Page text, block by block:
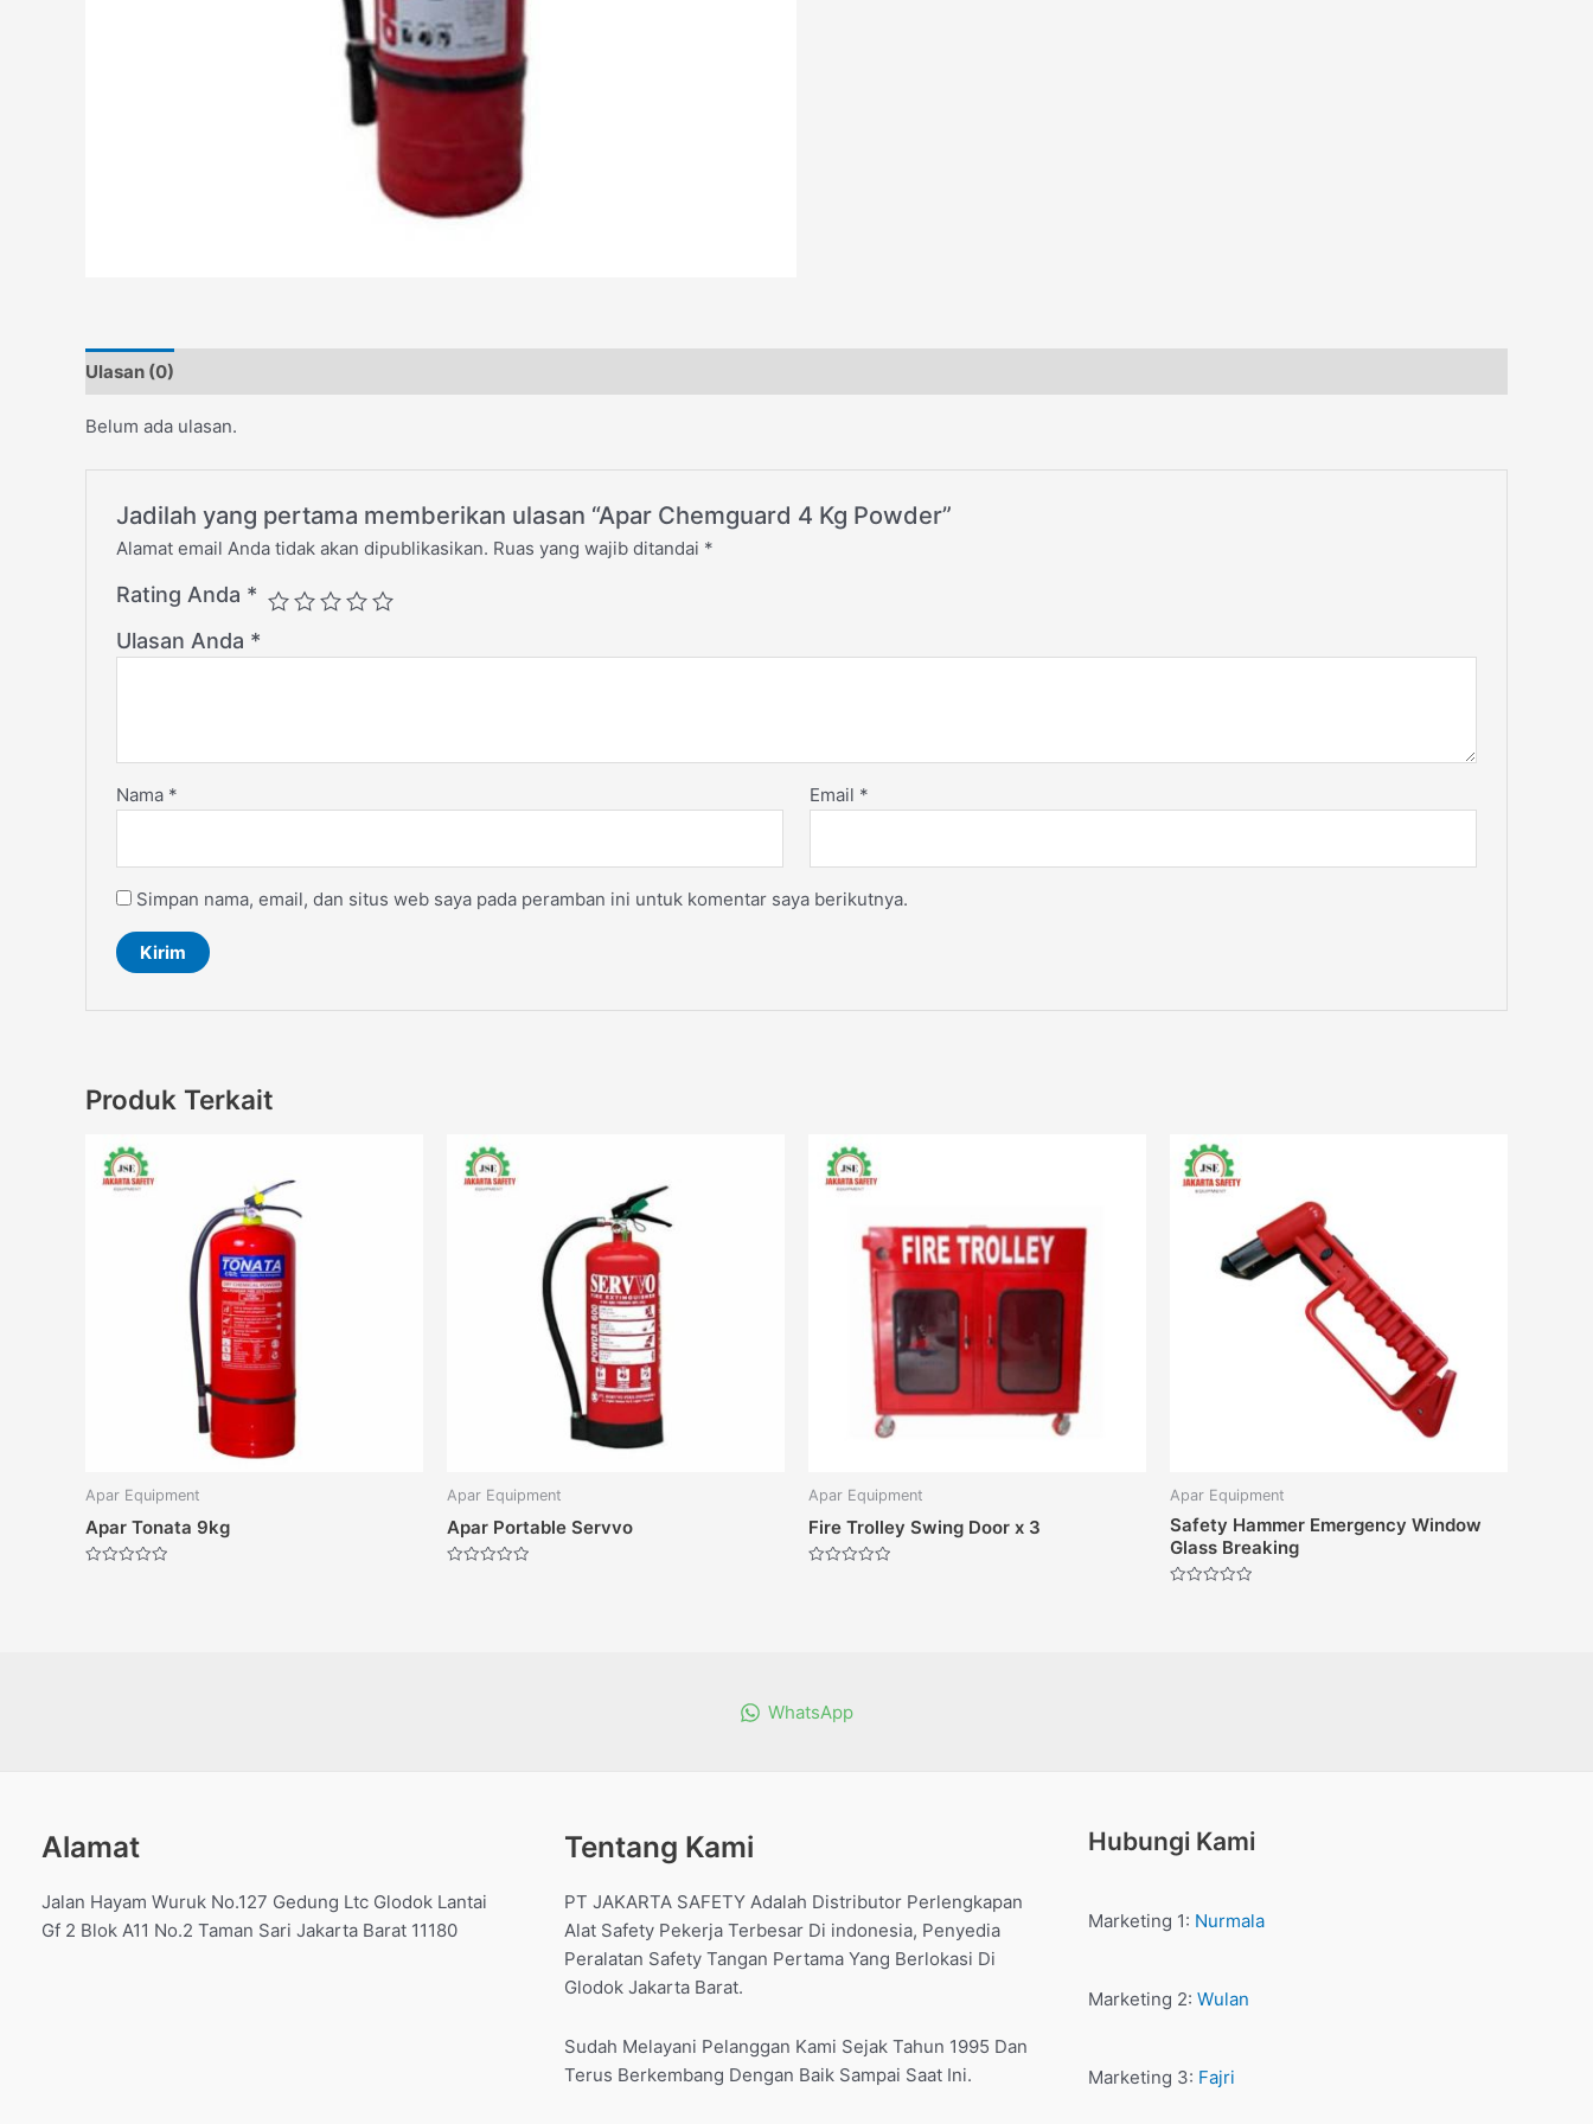
Ulasan (0)
Belum ada ulasan.
Jadilah yang pertama memberikan ulasan “Apar Chemguard 4 Kg Powder”
Alamat email Anda tidak akan dipublikasikan. Ruas yang wajib ditandai *
Rating Anda *
Ulasan Anda *
Nama * Email *
Simpan nama, email, dan situs web saya pada peramban ini untuk komentar saya berikutnya.
Produk Terkait
Apar Equipment
Apar Tonata 9kg
Apar Equipment
Apar Portable Servvo
Apar Equipment
Fire Trolley Swing Door x 3
Apar Equipment
Safety Hammer Emergency Window
Glass Breaking
WhatsApp
Alamat
Jalan Hayam Wuruk No.127 Gedung Ltc Glodok Lantai
Gf 2 Blok A11 No.2 Taman Sari Jakarta Barat 11180
Tentang Kami
PT JAKARTA SAFETY Adalah Distributor Perlengkapan
Alat Safety Pekerja Terbesar Di indonesia, Penyedia
Peralatan Safety Tangan Pertama Yang Berlokasi Di
Glodok Jakarta Barat.
Sudah Melayani Pelanggan Kami Sejak Tahun 1995 Dan
Terus Berkembang Dengan Baik Sampai Saat Ini.
Hubungi Kami
Marketing 1: Nurmala
Marketing 2: Wulan
Marketing 3: Fajri